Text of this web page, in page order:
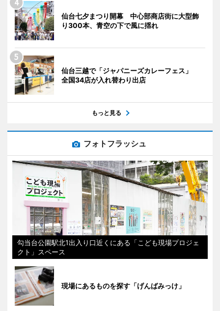
仙台七夕まつり開幕 中心部商店街に大型飾
り300本、青空の下で風に揺れ
仙台三越で「ジャパニーズカレーフェス」
全国34店が入れ替わり出店
もっと見る
フォトフラッシュ
勾当台公園駅北1出入り口近くにある「こども現場プロジェ
クト」スペース
現場にあるものを探す「げんばみっけ」